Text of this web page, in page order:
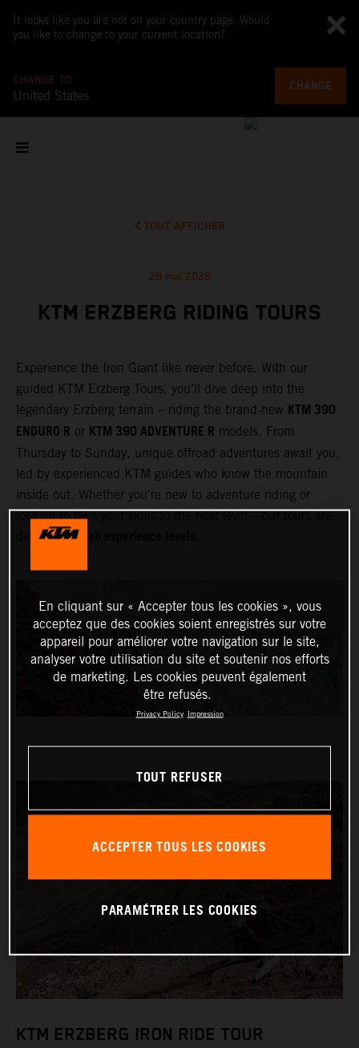
It looks like you are not on your country page. Would
you like to change to your current location?
CHANGE TO
United States
CHANGE
TOUT AFFICHER
28 mai 2026
KTM ERZBERG RIDING TOURS
Experience the Iron Giant like never before. With our
guided KTM Erzberg Tours, you’ll dive deep into the
legendary Erzberg terrain – riding the brand‑new KTM 390
ENDURO R or KTM 390 ADVENTURE R models. From
Thursday to Sunday, unique offroad adventures await you,
led by experienced KTM guides who know the mountain
inside out. Whether you're new to adventure riding or
looking to take your skills to the next level – our tours are
designed for
KTM ERZBERG IRON RIDE TOUR
En cliquant sur « Accepter tous les cookies », vous
acceptez que des cookies soient enregistrés sur votre
appareil pour améliorer votre navigation sur le site,
analyser votre utilisation du site et soutenir nos efforts
de marketing. Les cookies peuvent également
être refusés.
Privacy Policy Impression
TOUT REFUSER
ACCEPTER TOUS LES COOKIES
PARAMÉTRER LES COOKIES